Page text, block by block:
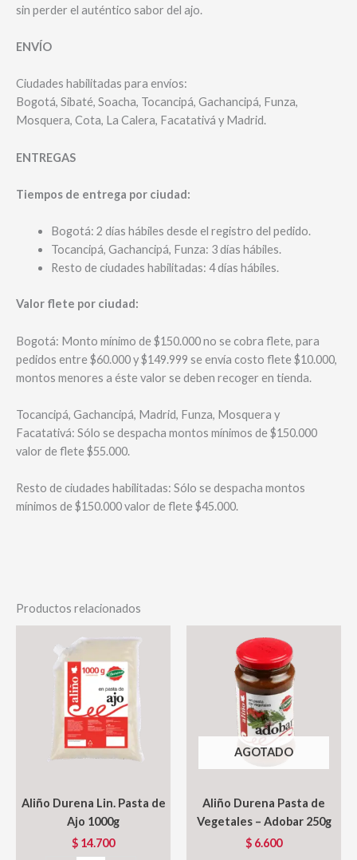
sin perder el auténtico sabor del ajo.
ENVÍO
Ciudades habilitadas para envíos:
Bogotá, Sibaté, Soacha, Tocancipá, Gachancipá, Funza,
Mosquera, Cota, La Calera, Facatativá y Madrid.
ENTREGAS
Tiempos de entrega por ciudad:
Bogotá: 2 días hábiles desde el registro del pedido.
Tocancipá, Gachancipá, Funza: 3 días hábiles.
Resto de ciudades habilitadas: 4 días hábiles.
Valor flete por ciudad:
Bogotá: Monto mínimo de $150.000 no se cobra flete, para
pedidos entre $60.000 y $149.999 se envía costo flete $10.000,
montos menores a éste valor se deben recoger en tienda.
Tocancipá, Gachancipá, Madrid, Funza, Mosquera y
Facatativá: Sólo se despacha montos mínimos de $150.000
valor de flete $55.000.
Resto de ciudades habilitadas: Sólo se despacha montos
mínimos de $150.000 valor de flete $45.000.
Productos relacionados
Aliño Durena Lin. Pasta de
Ajo 1000g
$ 14.700
AGOTADO
Aliño Durena Pasta de
Vegetales – Adobar 250g
$ 6.600